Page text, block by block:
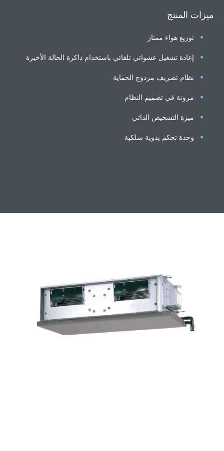
المنتج
توزيع هواء ممتاز
إعادة تشغيل عشوائي تلقائي باستخدام ذاكرة الحالة الأخيرة
نظام تصريف مزدوج الحماية
مرونة في تصميم النظام
ميزة التشخيص الذاتي
وحدة تحكم يدوية سلكية